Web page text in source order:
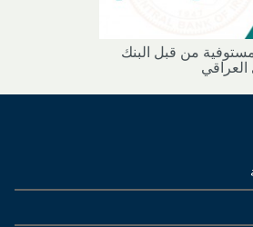
من قبل البنك
العراقي